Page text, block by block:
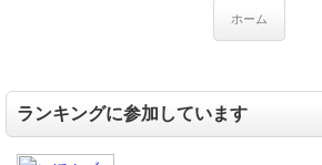
ホーム
ランキングに参加しています